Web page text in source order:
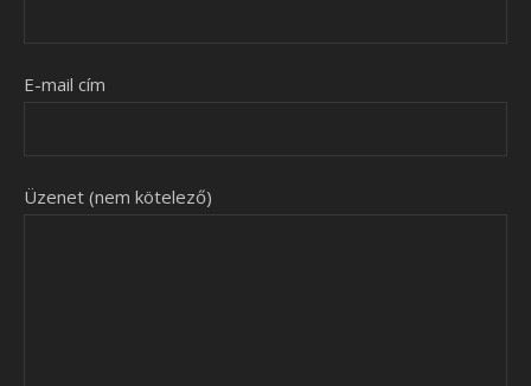
E-mail cím
Üzenet (nem kötelező)